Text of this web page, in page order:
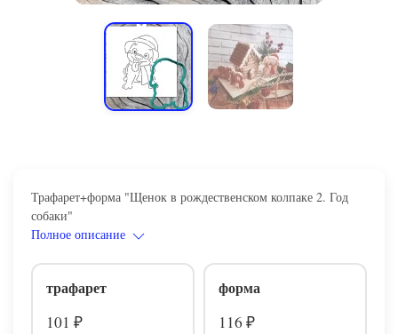
Трафарет+форма "Щенок в рождественском колпаке 2. Год
собаки"
Полное описание
трафарет
101 ₽
форма
116 ₽